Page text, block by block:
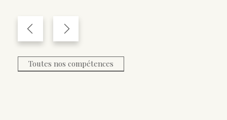
Toutes nos compétences